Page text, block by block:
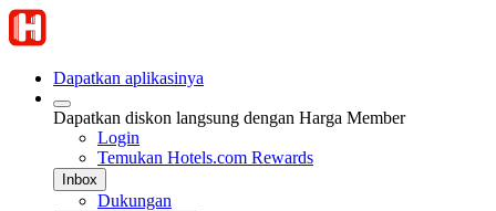
Dapatkan aplikasinya
Dapatkan diskon langsung dengan Harga Member
Login
Temukan Hotels.com Rewards
Inbox
Dukungan